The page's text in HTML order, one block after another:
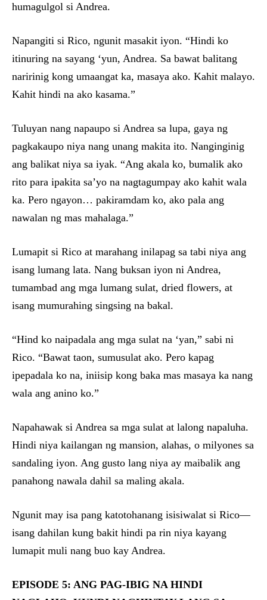
humagulgol si Andrea.
Napangiti si Rico, ngunit masakit iyon. “Hindi ko
itinuring na sayang ‘yun, Andrea. Sa bawat balitang
naririnig kong umaangat ka, masaya ako. Kahit malayo.
Kahit hindi na ako kasama.”
Tuluyan nang napaupo si Andrea sa lupa, gaya ng
pagkakaupo niya nang unang makita ito. Nanginginig
ang balikat niya sa iyak. “Ang akala ko, bumalik ako
rito para ipakita sa’yo na nagtagumpay ako kahit wala
ka. Pero ngayon… pakiramdam ko, ako pala ang
nawalan ng mas mahalaga.”
Lumapit si Rico at marahang inilapag sa tabi niya ang
isang lumang lata. Nang buksan iyon ni Andrea,
tumambad ang mga lumang sulat, dried flowers, at
isang mumurahing singsing na bakal.
“Hind ko naipadala ang mga sulat na ‘yan,” sabi ni
Rico. “Bawat taon, sumusulat ako. Pero kapag
ipepadala ko na, iniisip kong baka mas masaya ka nang
wala ang anino ko.”
Napahawak si Andrea sa mga sulat at lalong napaluha.
Hindi niya kailangan ng mansion, alahas, o milyones sa
sandaling iyon. Ang gusto lang niya ay maibalik ang
panahong nawala dahil sa maling akala.
Ngunit may isa pang katotohanang isisiwalat si Rico—
isang dahilan kung bakit hindi pa rin niya kayang
lumapit muli nang buo kay Andrea.
EPISODE 5: ANG PAG-IBIG NA HINDI